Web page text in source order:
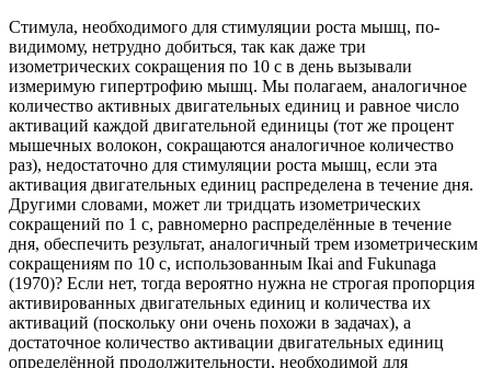
Стимула, необходимого для стимуляции роста мышц, по-
видимому, нетрудно добиться, так как даже три
изометрических сокращения по 10 с в день вызывали
измеримую гипертрофию мышц. Мы полагаем, аналогичное
количество активных двигательных единиц и равное число
активаций каждой двигательной единицы (тот же процент
мышечных волокон, сокращаются аналогичное количество
раз), недостаточно для стимуляции роста мышц, если эта
активация двигательных единиц распределена в течение дня.
Другими словами, может ли тридцать изометрических
сокращений по 1 с, равномерно распределённые в течение
дня, обеспечить результат, аналогичный трем изометрическим
сокращениям по 10 с, использованным Ikai and Fukunaga
(1970)? Если нет, тогда вероятно нужна не строгая пропорция
активированных двигательных единиц и количества их
активаций (поскольку они очень похожи в задачах), а
достаточное количество активации двигательных единиц
определённой продолжительности, необходимой для